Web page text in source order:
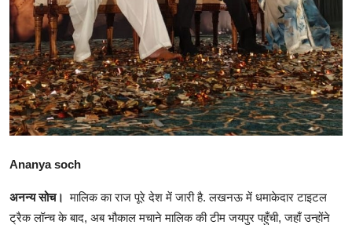
ट्रेंडिंग
Hindi
Ananya soch
अनन्य सोच। मालिक का राज पूरे देश में जारी है. लखनऊ में धमाकेदार टाइटल
ट्रैक लॉन्च के बाद, अब भौकाल मचाने मालिक की टीम जयपुर पहुँची, जहाँ उन्होंने